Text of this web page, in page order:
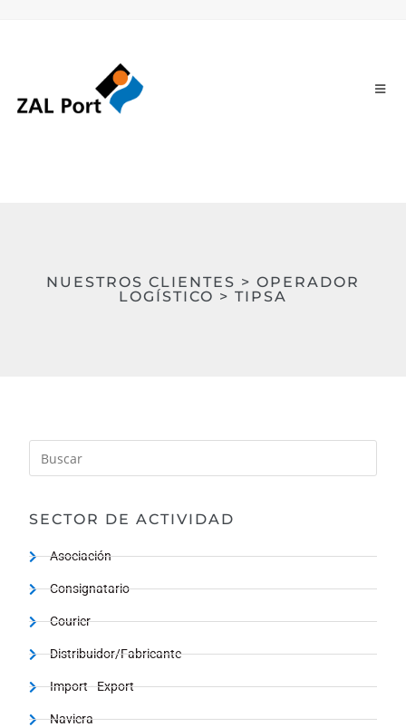
NUESTROS CLIENTES > OPERADOR
LOGÍSTICO > TIPSA
SECTOR DE ACTIVIDAD
Asociación
Consignatario
Courier
Distribuidor/Fabricante
Import - Export
Naviera